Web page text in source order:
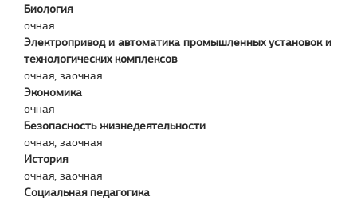
Биология
очная
Электропривод и автоматика промышленных установок и
технологических комплексов
очная, заочная
Экономика
очная
Безопасность жизнедеятельности
очная, заочная
История
очная, заочная
Социальная педагогика